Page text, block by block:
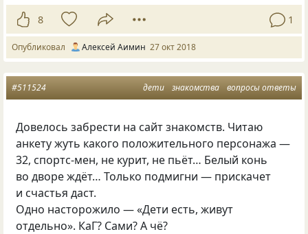
8 1
Опубликовал Алексей Аимин 27 окт 2018
дети знакомства вопросы ответы
#511524
Довелось забрести на сайт знакомств. Читаю
анкету жуть какого положительного персонажа —
32, спортс-мен, не курит, не пьёт… Белый конь
во дворе ждёт… Только подмигни — прискачет
и счастья даст.
Одно насторожило — «Дети есть, живут
отдельно». КаГ? Сами? А чё?